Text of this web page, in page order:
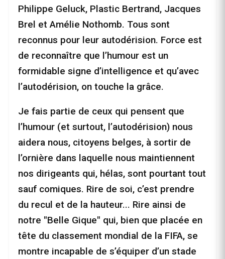
Philippe Geluck, Plastic Bertrand, Jacques
Brel et Amélie Nothomb. Tous sont
reconnus pour leur autodérision. Force est
de reconnaître que l’humour est un
formidable signe d’intelligence et qu’avec
l’autodérision, on touche la grâce.
Je fais partie de ceux qui pensent que
l’humour (et surtout, l’autodérision) nous
aidera nous, citoyens belges, à sortir de
l’ornière dans laquelle nous maintiennent
nos dirigeants qui, hélas, sont pourtant tout
sauf comiques. Rire de soi, c’est prendre
du recul et de la hauteur... Rire ainsi de
notre "Belle Gique" qui, bien que placée en
tête du classement mondial de la FIFA, se
montre incapable de s’équiper d’un stade